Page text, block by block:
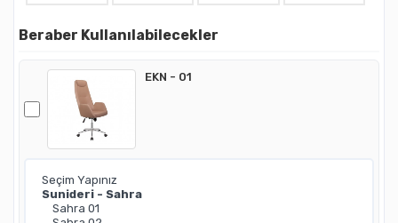
Beraber Kullanılabilecekler
EKN - 01